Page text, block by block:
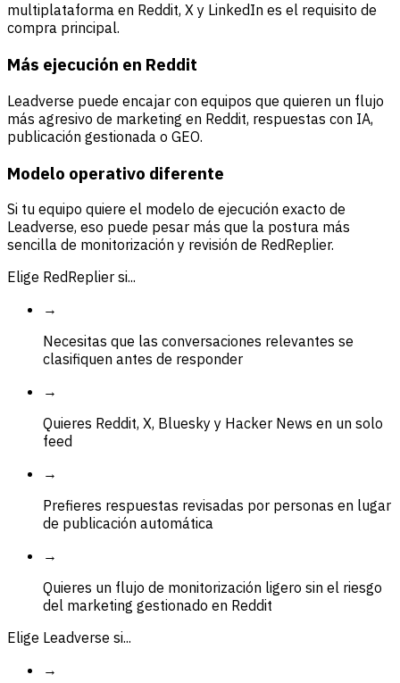
multiplataforma en Reddit, X y LinkedIn es el requisito de
compra principal.
Más ejecución en Reddit
Leadverse puede encajar con equipos que quieren un flujo
más agresivo de marketing en Reddit, respuestas con IA,
publicación gestionada o GEO.
Modelo operativo diferente
Si tu equipo quiere el modelo de ejecución exacto de
Leadverse, eso puede pesar más que la postura más
sencilla de monitorización y revisión de RedReplier.
Elige RedReplier si...
→
Necesitas que las conversaciones relevantes se
clasifiquen antes de responder
→
Quieres Reddit, X, Bluesky y Hacker News en un solo
feed
→
Prefieres respuestas revisadas por personas en lugar
de publicación automática
→
Quieres un flujo de monitorización ligero sin el riesgo
del marketing gestionado en Reddit
Elige Leadverse si...
→